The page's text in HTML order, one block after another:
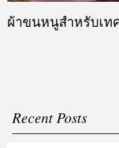
ผ้าขนหนูสำหรับเท
Recent Posts